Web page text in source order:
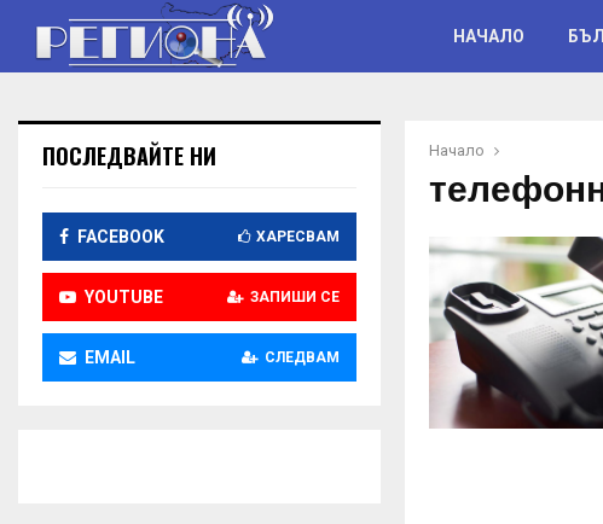
НАЧАЛО
Начало
ПОСЛЕДВАЙТЕ НИ
FACEBOOK ХАРЕСВАМ
YOUTUBE ЗАПИШИ СЕ
EMAIL СЛЕДВАМ